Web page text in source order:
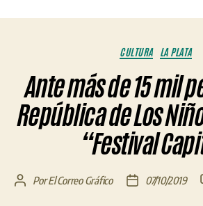
Categorías
CULTURA LA PLATA
Ante más de 15 mil
República de Los
“Festival
AutorPorEl Correo Gráfico
Fecha07/10/2019